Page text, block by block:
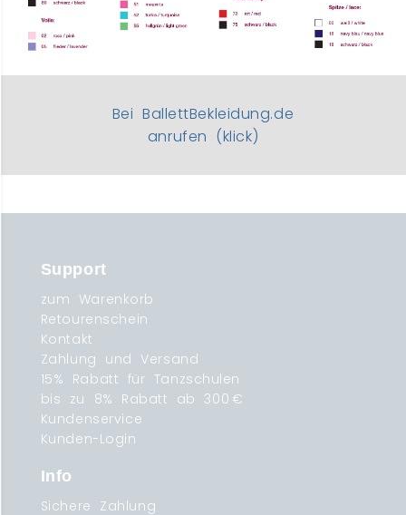
Bei BallettBekleidung.de
anrufen (klick)
Support
zum Warenkorb
Retourenschein
Kontakt
Zahlung und Versand
15% Rabatt für Tanzschulen
bis zu 8% Rabatt ab 300 €
Kundenservice
Kunden-Login
Info
Sichere Zahlung